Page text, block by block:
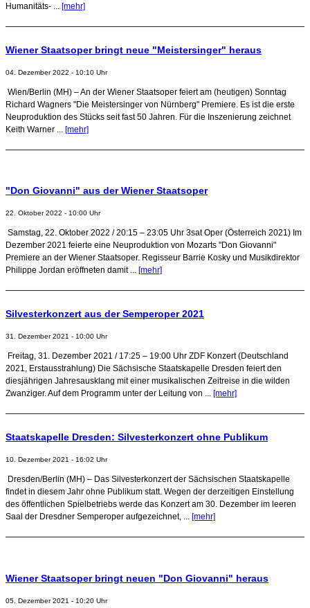
Humanitäts- ... [mehr]
Wiener Staatsoper bringt neue "Meistersinger" heraus
04. Dezember 2022 - 10:10 Uhr
Wien/Berlin (MH) – An der Wiener Staatsoper feiert am (heutigen) Sonntag
Richard Wagners "Die Meistersinger von Nürnberg" Premiere. Es ist die erste
Neuproduktion des Stücks seit fast 50 Jahren. Für die Inszenierung zeichnet
Keith Warner ... [mehr]
"Don Giovanni" aus der Wiener Staatsoper
22. Oktober 2022 - 10:00 Uhr
Samstag, 22. Oktober 2022 / 20:15 – 23:05 Uhr 3sat Oper (Österreich 2021) Im
Dezember 2021 feierte eine Neuproduktion von Mozarts "Don Giovanni"
Premiere an der Wiener Staatsoper. Regisseur Barrie Kosky und Musikdirektor
Philippe Jordan eröffneten damit ... [mehr]
Silvesterkonzert aus der Semperoper 2021
31. Dezember 2021 - 10:00 Uhr
Freitag, 31. Dezember 2021 / 17:25 – 19:00 Uhr ZDF Konzert (Deutschland
2021, Erstausstrahlung) Die Sächsische Staatskapelle Dresden feiert den
diesjährigen Jahresausklang mit einer musikalischen Zeitreise in die wilden
Zwanziger. Auf dem Programm unter der Leitung von ... [mehr]
Staatskapelle Dresden: Silvesterkonzert ohne Publikum
10. Dezember 2021 - 16:02 Uhr
Dresden/Berlin (MH) – Das Silvesterkonzert der Sächsischen Staatskapelle
findet in diesem Jahr ohne Publikum statt. Wegen der derzeitigen Einstellung
des öffentlichen Spielbetriebs werde das Konzert am 30. Dezember im leeren
Saal der Dresdner Semperoper aufgezeichnet, ... [mehr]
Wiener Staatsoper bringt neuen "Don Giovanni" heraus
05. Dezember 2021 - 10:20 Uhr